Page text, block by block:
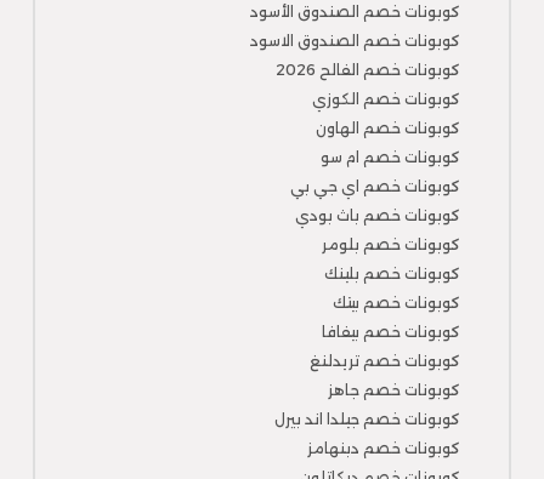
كوبونات خصم الصندوق الأسود
كوبونات خصم الصندوق الاسود
كوبونات خصم الفالح 2026
كوبونات خصم الكوزي
كوبونات خصم الهاون
كوبونات خصم ام سو
كوبونات خصم اي جي بي
كوبونات خصم باث بودي
كوبونات خصم بلومر
كوبونات خصم بلينك
كوبونات خصم بيتك
كوبونات خصم بيفافا
كوبونات خصم تريدلنغ
كوبونات خصم جاهز
كوبونات خصم جيلدا اند بيرل
كوبونات خصم دبنهامز